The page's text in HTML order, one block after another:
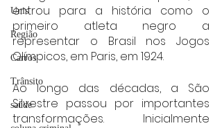
Unis
Região
Carros
Trânsito
saúde
entrou para a história como o
primeiro atleta negro a
representar o Brasil nos Jogos
Olímpicos, em Paris, em 1924.
Ao longo das décadas, a São
Silvestre passou por importantes
transformações. Inicialmente